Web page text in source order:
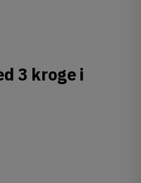
3 kroge i